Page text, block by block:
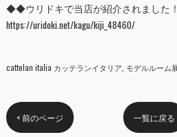
◆◆ウリドキで当店が紹介されまし
https://uridoki.net/kagu/kiji_48460/
cattelan italia カッテランイタリア モデルルーム
< 前のページ 一覧に戻る